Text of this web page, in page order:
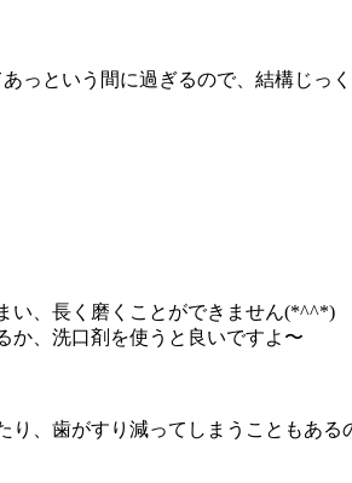
あっという間に過ぎるので、結構じっ
い、長く磨くことができません(*^^*)
か、洗口剤を使うと良いですよ〜
り、歯がすり減ってしまうこともある